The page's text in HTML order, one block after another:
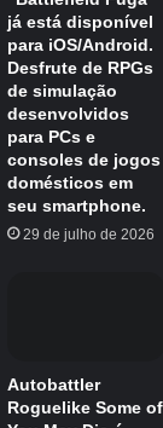
Existem três
área do
Na abertura
chegará a
onde deverá